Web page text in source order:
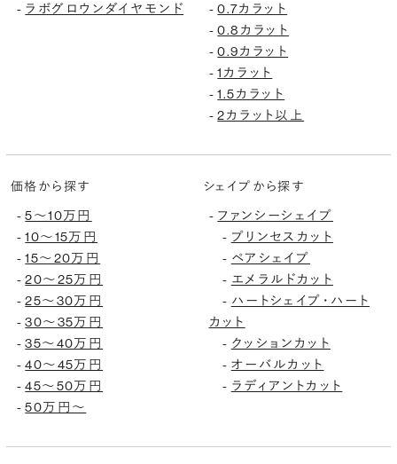
- ラボグロウンダイヤモンド
-0.7カラット
-0.8カラット
-0.9カラット
-1カラット
-1.5カラット
-2カラット以上
価格から探す
-5〜10万円
-10〜15万円
-15〜20万円
-20〜25万円
-25〜30万円
-30〜35万円
-35〜40万円
-40〜45万円
-45〜50万円
-50万円〜
シェイプから探す
- ファンシーシェイプ
- プリンセスカット
- ペアシェイプ
- エメラルドカット
- ハートシェイプ・ハート
カット
- クッションカット
- オーバルカット
- ラディアントカット